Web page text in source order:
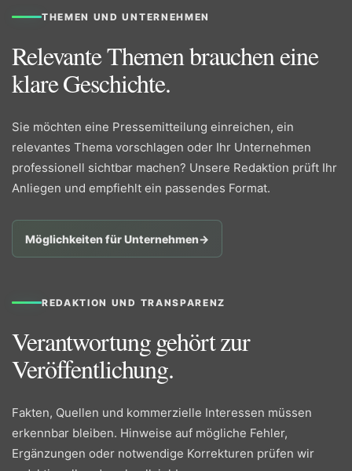
THEMEN UND UNTERNEHMEN
Relevante Themen brauchen eine
klare Geschichte.
Sie möchten eine Pressemitteilung einreichen, ein
relevantes Thema vorschlagen oder Ihr Unternehmen
professionell sichtbar machen? Unsere Redaktion prüft Ihr
Anliegen und empfiehlt ein passendes Format.
Möglichkeiten für Unternehmen→
REDAKTION UND TRANSPARENZ
Verantwortung gehört zur
Veröffentlichung.
Fakten, Quellen und kommerzielle Interessen müssen
erkennbar bleiben. Hinweise auf mögliche Fehler,
Ergänzungen oder notwendige Korrekturen prüfen wir